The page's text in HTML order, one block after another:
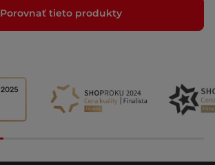
Porovnať tieto produkty